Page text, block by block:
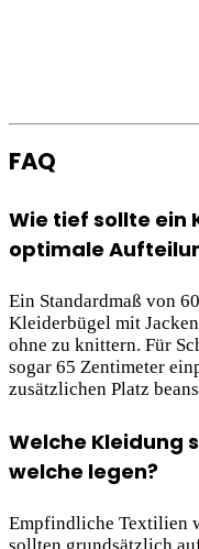
FAQ
Wie tief sollte ein
optimale
Ein Standardmaß von
Kleiderbügel mit
ohne zu knittern. Für
sogar 65 Zentimeter
zusätzlichen Platz
Welche Kleidung
welche legen?
Empfindliche Textilien